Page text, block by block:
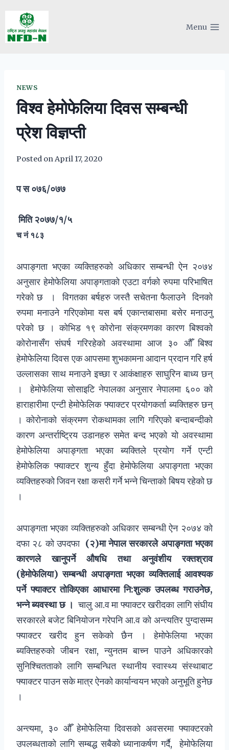
content
Menu
NEWS
विश्व हेमोफेलिया दिवस सम्बन्धी
प्रेश विज्ञप्ती
Posted onApril 17, 2020
प स ०७६/०७७
मिति २०७७/१/५
च नं १८३
अपाङ्गता भएका व्यक्तिहरुको अधिकार सम्बन्धी ऐन २०७४
अनुसार हेमोफेलिया अपाङ्गताको एउटा वर्गको रुपमा परिभाषित
गरेको छ । विगतका बर्षहरु जस्तै सचेतना फैलाउने दिनको
रुपमा मनाउने गरिएकोमा यस बर्ष एकान्तबासमा बसेर मनाउनु
परेको छ । कोभिड १९ कोरोना संक्रमणका कारण बिश्वको
कोरोनासँग संघर्ष गरिरहेको अवस्थामा आज ३० औँ बिश्व
हेमोफेलिया दिवस एक आपसमा शुभकामना आदान प्रदान गरि हर्ष
उल्लासका साथ मनाउने इच्छा र आकंक्षाहरु साघुरिन बाध्य छन्
। हेमोफेलिया सोसाइटि नेपालका अनुसार नेपालमा ६०० को
हाराहारीमा एन्टी हेमोफेलिक फ्याक्टर प्रयोगकर्ता ब्यक्तिहरु छन्
। कोरोनाको संक्रमण रोकथामका लागि गरिएको बन्दाबन्दीको
कारण अन्तर्राष्ट्रिय उडानहरु समेत बन्द भएको यो अवस्थामा
हेमोफेलिया अपाङ्गता भएका ब्यक्तिले प्रयोग गर्ने एन्टी
हेमोफेलिक फ्याक्टर शुन्य हुँदा हेमोफेलिया अपाङ्गता भएका
व्यक्तिहरुको जिवन रक्षा कसरी गर्ने भन्ने चिन्ताको बिषय रहेको छ
।
अपाङ्गता भएका व्यक्तिहरुको अधिकार सम्बन्धी ऐन २०७४ को
दफा २८ को उपदफा (२)मा नेपाल सरकारले अपाङ्गता भएका
कारणले खानुपर्ने औषधि तथा अनुवंशीय रक्तश्राव
(हेमोफेलिया) सम्बन्धी अपाङ्गता भएका व्यक्तिलाई आवश्यक
पर्ने फ्याक्टर तोकिएका आधारमा नि:शुल्क उपलब्ध गराउनेछ,
भन्ने ब्यवस्था छ । चालु आ.व मा फ्याक्टर खरीदका लागि संघीय
सरकारले बजेट बिनियोजन गरेपनि आ.व को अन्त्यतिर पुग्दासम्म
फ्याक्टर खरीद हुन सकेको छैन । हेमोफेलिया भएका
ब्यक्तिहरुको जीबन रक्षा, न्युनतम बाच्न पाउने अधिकारको
सुनिश्चितताको लागि सम्बन्धित स्थानीय स्वास्थ्य संस्थाबाट
फ्याक्टर पाउन सके मात्र ऐनको कार्यान्वयन भएको अनुभूति हुनेछ
।
अन्त्यमा, ३० औँ हेमोफेलिया दिवसको अवसरमा फ्याक्टरको
उपलब्धताको लागि सम्बद्ध सबैको ध्यानाकर्षण गर्दै, हेमोफेलिया